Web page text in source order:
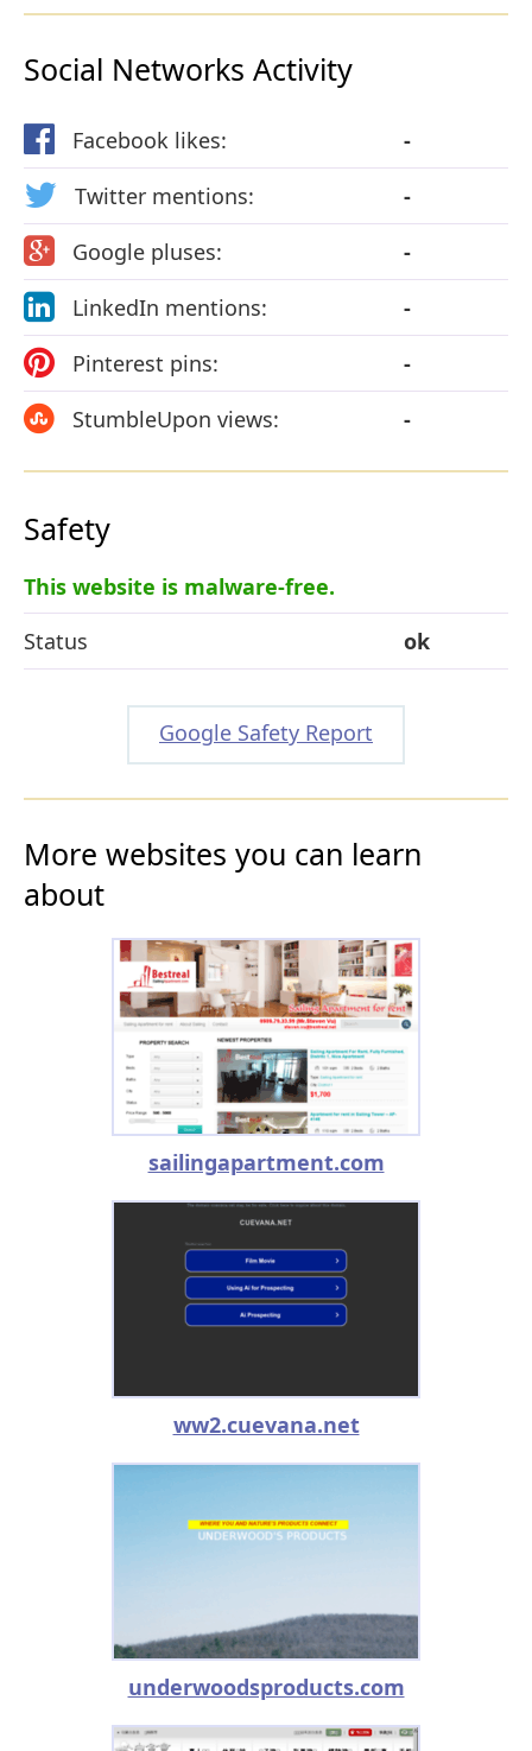
Social Networks Activity
Facebook likes:
-
Twitter mentions:
-
Google pluses:
-
LinkedIn mentions:
-
Pinterest pins:
-
StumbleUpon views:
-
Safety
This website is malware-free.
Status
ok
Google Safety Report
More websites you can learn
about
sailingapartment.com
ww2.cuevana.net
underwoodsproducts.com